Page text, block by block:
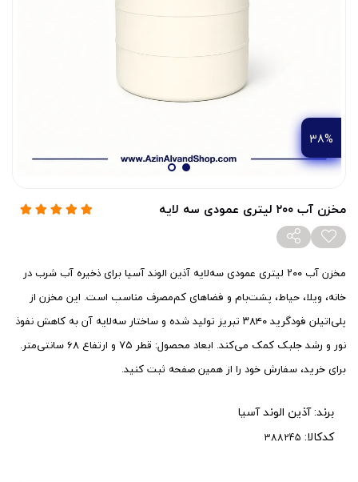
38%
مخزن آب ۲۰۰ لیتری عمودی سه لایه
مخزن آب ۲۰۰ لیتری عمودی سه‌لایه آذین الوند آسیا برای ذخیره آب شرب در
خانه، ویلا، حیاط، پشت‌بام و فضاهای کم‌مصرف مناسب است. این مخزن از
پلی‌اتیلن فودگرید ۳۸۴۰ تبریز تولید شده و ساختار سه‌لایه آن به کاهش نفوذ
نور و رشد جلبک کمک می‌کند. ابعاد محصول: قطر ۷۵ و ارتفاع ۶۸ سانتی‌متر.
برای خرید، سفارش خود را از همین صفحه ثبت کنید.
برند:آذین الوند آسیا
کدکالا: